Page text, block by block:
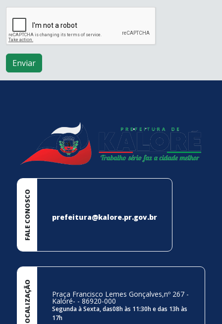
Enviar
FALE CONOSCO prefeitura@kalore.pr.gov.br
LOCALIZAÇÃO Praça Francisco Lemes Gonçalves,nº 267 -
Kaloré- - 86920-000
Segunda à Sexta, das08h às 11:30h e das 13h às
17h